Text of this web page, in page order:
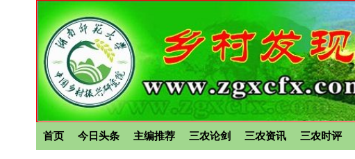
首页 今日头条 主编推荐 三农论剑 三农资讯 三农时评